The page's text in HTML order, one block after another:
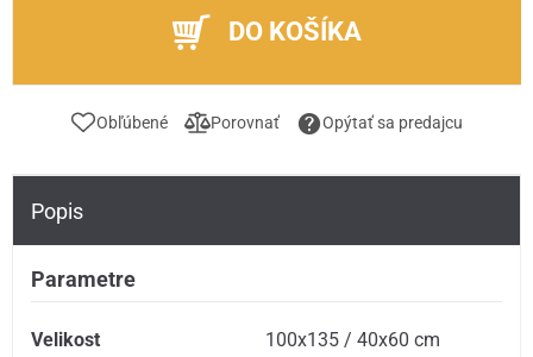
DO KOŠÍKA
Obľúbené Porovnať Opýtať sa predajcu
Popis
Parametre
Velikost
100x135 / 40x60 cm